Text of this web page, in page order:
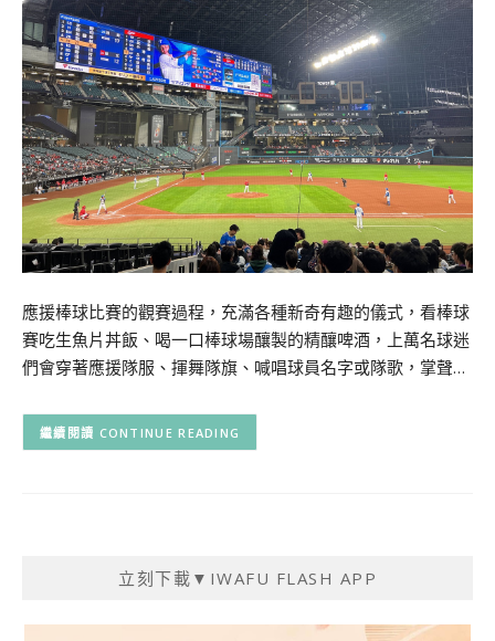
應援棒球比賽的觀賽過程，充滿各種新奇有趣的儀式，看棒球
賽吃生魚片丼飯、喝一口棒球場釀製的精釀啤酒，上萬名球迷
們會穿著應援隊服、揮舞隊旗、喊唱球員名字或隊歌，掌聲…
CONTINUE READING
立刻下載▼IWAFU FLASH APP